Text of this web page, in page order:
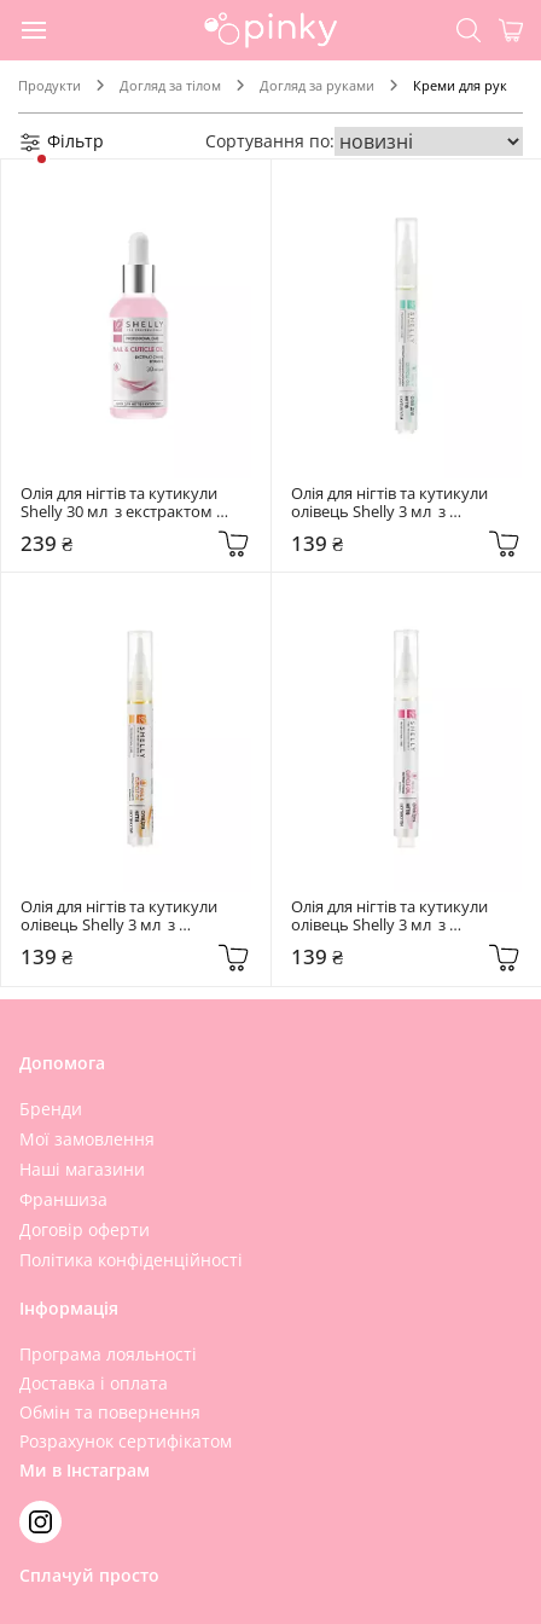
Продукти Догляд за тілом Догляд за руками Креми для рук
Фільтр Сортування по:
Олія для нігтів та кутикули
Shelly 30 мл  з екстрактом
239 ₴
Олія для нігтів та кутикули
олівець Shelly 3 мл  з
екстрактом марокканської
м'яти та олією чайного дерева
139 ₴
Олія для нігтів та кутикули
олівець Shelly 3 мл  з
екстрактом грейпфруту та
вітаміном А
139 ₴
Олія для нігтів та кутикули
олівець Shelly 3 мл  з
вітаміном Е
139 ₴
Допомога
Бренди
Мої замовлення
Наші магазини
Франшиза
Договір оферти
Політика конфіденційності
Інформація
Програма лояльності
Доставка і оплата
Обмін та повернення
Розрахунок сертифікатом
Ми в Інстаграм
Сплачуй просто